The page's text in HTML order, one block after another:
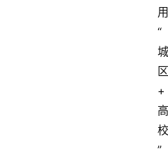
用
“
城
区
+
高
校
”